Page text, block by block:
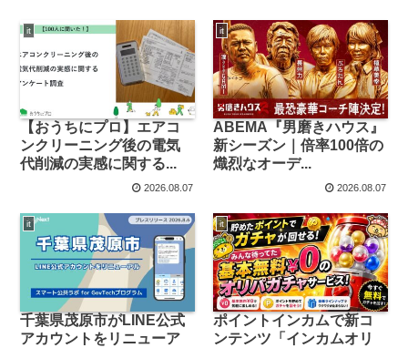
it
【おうちにプロ】エアコ
ンクリーニング後の電気
代削減の実感に関する...
2026.08.07
it
ABEMA『男磨きハウス』
新シーズン｜倍率100倍の
熾烈なオーデ...
2026.08.07
it
千葉県茂原市がLINE公式
アカウントをリニューア
it
ポイントインカムで新コ
ンテンツ「インカムオリ